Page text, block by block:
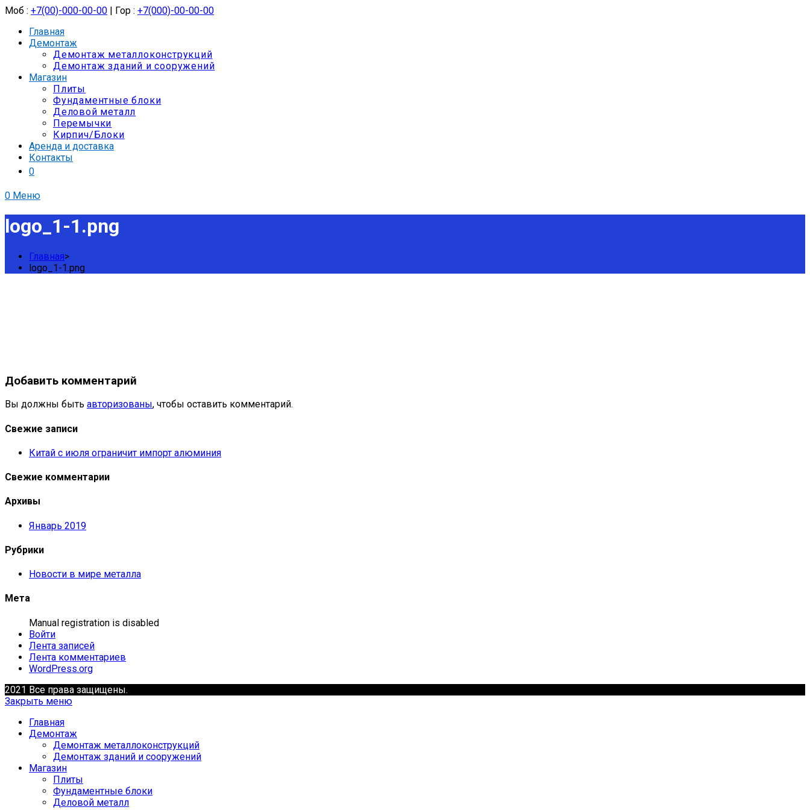
Моб : +7(00)-000-00-00 | Гор : +7(000)-00-00-00
Главная
Демонтаж
Демонтаж металлоконструкций
Демонтаж зданий и сооружений
Магазин
Плиты
Фундаментные блоки
Деловой металл
Перемычки
Кирпич/Блоки
Аренда и доставка
Контакты
0
0 Меню
logo_1-1.png
Главная>
logo_1-1.png
Добавить комментарий
Вы должны быть авторизованы, чтобы оставить комментарий.
Свежие записи
Китай с июля ограничит импорт алюминия
Свежие комментарии
Архивы
Январь 2019
Рубрики
Новости в мире металла
Мета
Manual registration is disabled
Войти
Лента записей
Лента комментариев
WordPress.org
2021 Все права защищены.
Закрыть меню
Главная
Демонтаж
Демонтаж металлоконструкций
Демонтаж зданий и сооружений
Магазин
Плиты
Фундаментные блоки
Деловой металл